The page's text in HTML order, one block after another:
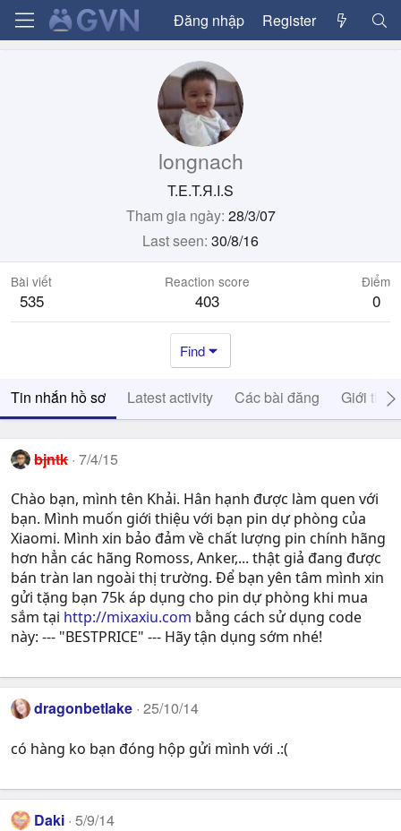
Đăng nhập Register
longnach
T.E.T.Я.I.S
Tham gia ngày 28/3/07
Last seen 30/8/16
Bài viết
535
Reaction score
403
Điểm
0
Find
Tin nhắn hồ sơ Latest activity Các bài đăng Giới thiệu
bjntk 7/4/15
Chào bạn, mình tên Khải. Hân hạnh được làm quen với
bạn. Mình muốn giới thiệu với bạn pin dự phòng của
Xiaomi. Mình xin bảo đảm về chất lượng pin chính hãng
hơn hẳn các hãng Romoss, Anker,... thật giả đang được
bán tràn lan ngoài thị trường. Để bạn yên tâm mình xin
gửi tặng bạn 75k áp dụng cho pin dự phòng khi mua
sắm tại http://mixaxiu.com bằng cách sử dụng code
này: --- "BESTPRICE" --- Hãy tận dụng sớm nhé!
dragonbetlake 25/10/14
có hàng ko bạn đóng hộp gửi mình với .:(
Daki 5/9/14